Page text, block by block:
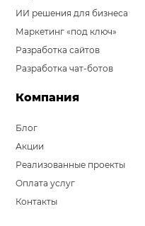
ИИ решения для бизнеса
Маркетинг «под ключ»
Разработка сайтов
Разработка чат-ботов
Компания
Блог
Акции
Реализованные проекты
Оплата услуг
Контакты